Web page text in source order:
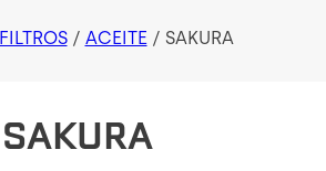
FILTROS/ ACEITE/ SAKURA
SAKURA